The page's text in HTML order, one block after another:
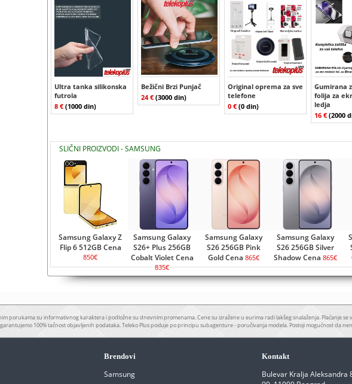
Ultra tanka silikonska
futrola
8 € (1000 din)
Bežični Brzi Punjač
24 € (3000 din)
Original oprema za sve
telefone
0 € (0 din)
Gumirana
folija za
ledja
16 € (2000
SLIČNI PROIZVODI - SAMSUNG
Samsung Galaxy Z
Flip 6 512GB Cena
850€
Samsung Galaxy
S26+ Plus 256GB
Cobalt Violet Cena
835€
Samsung Galaxy
S26 256GB Pink
Gold Cena 865€
Samsung Galaxy
S26 256GB Silver
Shadow Cena 865€
porukama su informativnog karaktera i podložne su dnevnim promenama. Cene su izražene u eurima radi lakšeg snalaženja. Plaćanje
garantujemo 100% tačnost objavljenih podataka. Teleko Plus posluje po principu subagenture - poručivanja modela. Postoji mogućnost da
Brendovi
Samsung
Kontakt
Bulevar Kralja Aleksandra